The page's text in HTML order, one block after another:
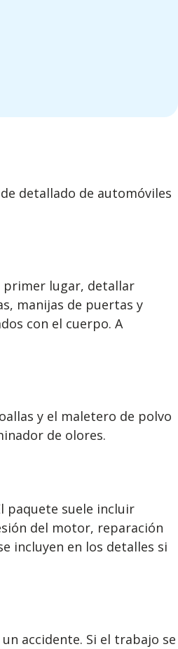
detallado de automóviles
primer lugar, detallar
manijas de puertas y
con el cuerpo. A
y el maletero de polvo
de olores.
paquete suele incluir
del motor, reparación
incluyen en los detalles si
accidente. Si el trabajo se